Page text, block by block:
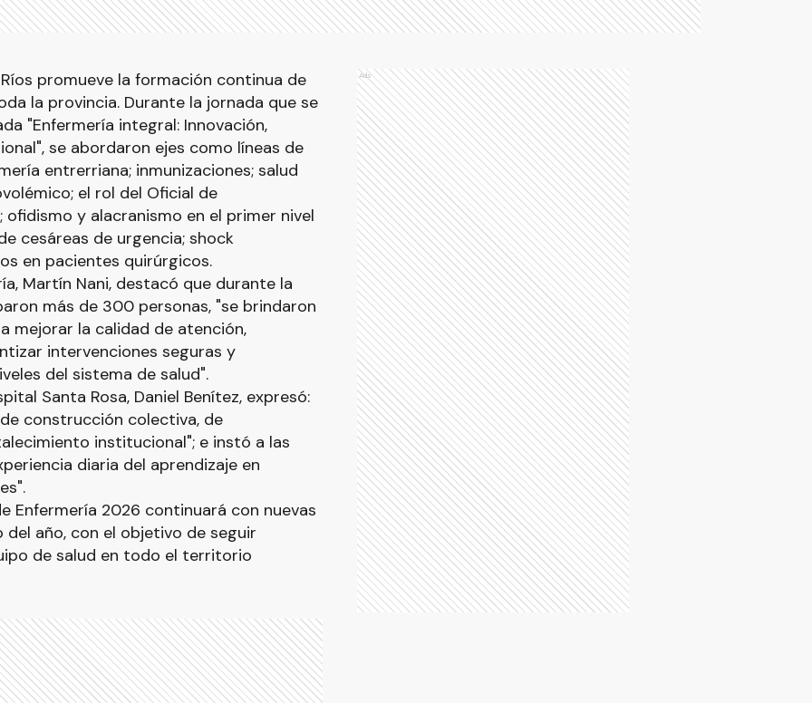
promueve la formación continua de
la provincia. Durante la jornada que se
"Enfermería integral: Innovación,
se abordaron ejes como líneas de
entrerriana; inmunizaciones; salud
el rol del Oficial de
ofidismo y alacranismo en el primer nivel
cesáreas de urgencia; shock
en pacientes quirúrgicos.
Martín Nani, destacó que durante la
más de 300 personas, "se brindaron
mejorar la calidad de atención,
intervenciones seguras y
del sistema de salud".
Santa Rosa, Daniel Benítez, expresó:
construcción colectiva, de
institucional"; e instó a las
diaria del aprendizaje en
Enfermería 2026 continuará con nuevas
año, con el objetivo de seguir
de salud en todo el territorio
Ads